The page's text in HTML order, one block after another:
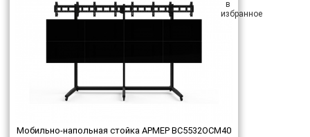
Мобильно-напольная стойка АРМЕР ВС5532ОСМ40